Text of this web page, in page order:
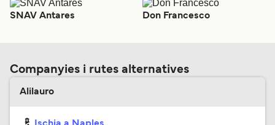
SNAV Antares Don Francesco
Companyies i rutes alternatives
Alilauro